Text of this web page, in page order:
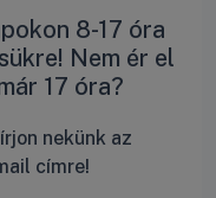
8-17 óra
Nem ér el
17 óra?
nekünk az
címre!